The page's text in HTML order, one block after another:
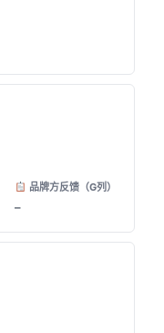
品牌方反馈（G列）
–